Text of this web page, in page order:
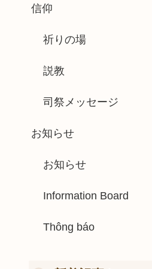
信仰
祈りの場
説教
司祭メッセージ
お知らせ
お知らせ
Information Board
Thông báo